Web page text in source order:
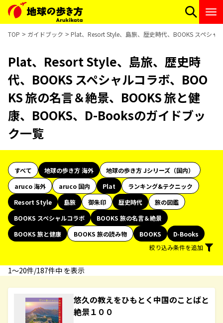
TOP ガイドブック Plat、Resort Style、島旅、歴史時代、BOOKS スペシャ
Plat、Resort Style、島旅、歴史時
代、BOOKS スペシャルコラボ、BOO
KS 旅の名言＆絶景、BOOKS 旅と健
康、BOOKS、D-Booksのガイドブッ
ク一覧
すべて 地球の歩き方 海外
地球の歩き方 Jシリーズ（国内）
aruco 海外
aruco 国内 Plat
ランキング&テクニック
Resort Style
島旅 御朱印 歴史時代
旅の図鑑
BOOKS スペシャルコラボ
BOOKS 旅の名言＆絶景
BOOKS 旅と健康
BOOKS 旅の読み物 BOOKS
D-Books
絞り込み条件を追加
1〜20件/187件中 を表示
悠久の教えをひもとく中国のことばと
絶景１００